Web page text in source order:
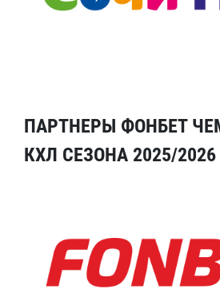
ПАРТНЕРЫ ФОНБЕТ
КХЛ СЕЗОНА 2025/2026